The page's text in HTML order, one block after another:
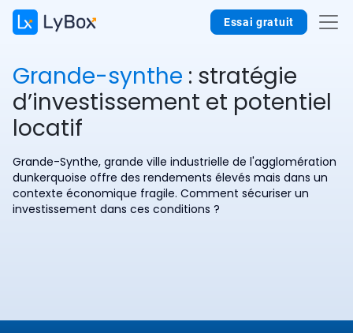
Essai gratuit
Grande-synthe : stratégie
d’investissement et potentiel
locatif
Grande-Synthe, grande ville industrielle de l'agglomération
dunkerquoise offre des rendements élevés mais dans un
contexte économique fragile. Comment sécuriser un
investissement dans ces conditions ?